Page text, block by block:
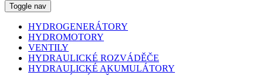
Toggle nav
HYDROGENERÁTORY
HYDROMOTORY
VENTILY
HYDRAULICKÉ ROZVÁDĚČE
HYDRAULICKÉ AKUMULÁTORY